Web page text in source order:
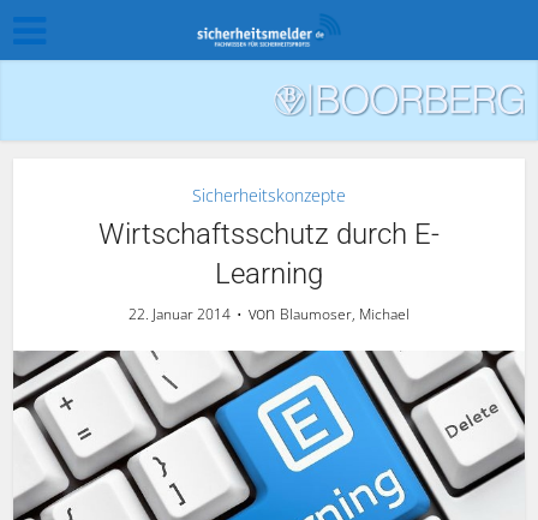
Sicherheitskonzepte
Wirtschaftsschutz durch E-
Learning
22. Januar 2014 von Blaumoser, Michael